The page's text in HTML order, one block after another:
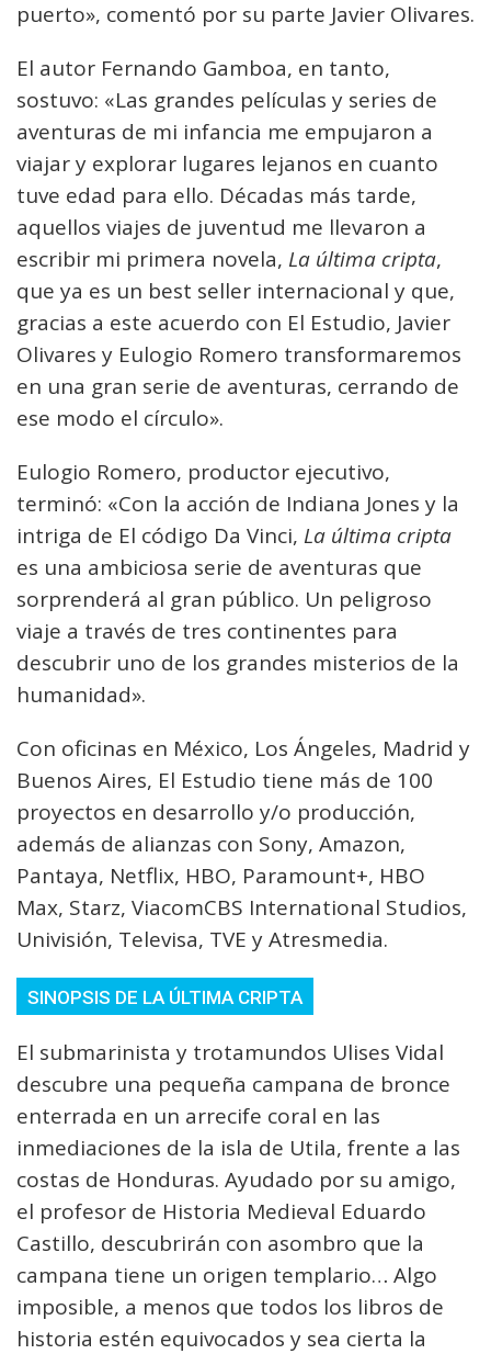
puerto», comentó por su parte Javier Olivares.
El autor Fernando Gamboa, en tanto,
sostuvo: «Las grandes películas y series de
aventuras de mi infancia me empujaron a
viajar y explorar lugares lejanos en cuanto
tuve edad para ello. Décadas más tarde,
aquellos viajes de juventud me llevaron a
escribir mi primera novela, La última cripta,
que ya es un best seller internacional y que,
gracias a este acuerdo con El Estudio, Javier
Olivares y Eulogio Romero transformaremos
en una gran serie de aventuras, cerrando de
ese modo el círculo».
Eulogio Romero, productor ejecutivo,
terminó: «Con la acción de Indiana Jones y la
intriga de El código Da Vinci, La última cripta
es una ambiciosa serie de aventuras que
sorprenderá al gran público. Un peligroso
viaje a través de tres continentes para
descubrir uno de los grandes misterios de la
humanidad».
Con oficinas en México, Los Ángeles, Madrid y
Buenos Aires, El Estudio tiene más de 100
proyectos en desarrollo y/o producción,
además de alianzas con Sony, Amazon,
Pantaya, Netflix, HBO, Paramount+, HBO
Max, Starz, ViacomCBS International Studios,
Univisión, Televisa, TVE y Atresmedia.
SINOPSIS DE LA ÚLTIMA CRIPTA
El submarinista y trotamundos Ulises Vidal
descubre una pequeña campana de bronce
enterrada en un arrecife coral en las
inmediaciones de la isla de Utila, frente a las
costas de Honduras. Ayudado por su amigo,
el profesor de Historia Medieval Eduardo
Castillo, descubrirán con asombro que la
campana tiene un origen templario… Algo
imposible, a menos que todos los libros de
historia estén equivocados y sea cierta la